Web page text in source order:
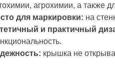
агрохимии, а также
для маркировки: на
и практичный
крышка не